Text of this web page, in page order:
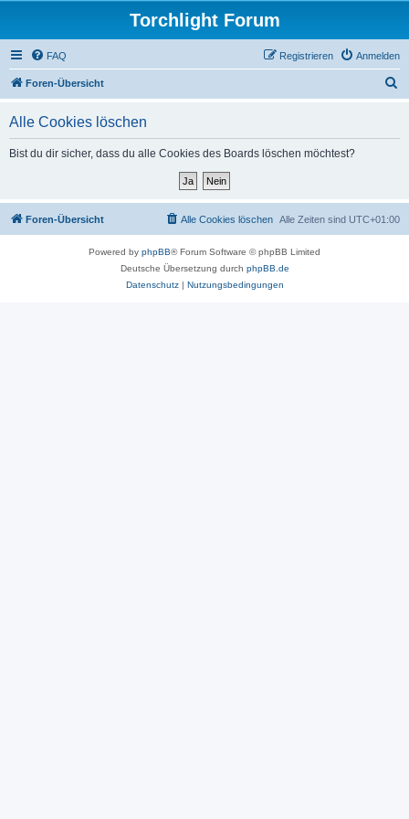
Torchlight Forum
FAQ Anmelden
Registrieren
Foren-Übersicht
Alle Cookies löschen
Bist du dir sicher, dass du alle Cookies des Boards löschen möchtest?
Foren-Übersicht Alle Zeiten sind UTC+01:00
Alle Cookies löschen
Powered by phpBB® Forum Software © phpBB Limited
Deutsche Übersetzung durch phpBB.de
Datenschutz| Nutzungsbedingungen